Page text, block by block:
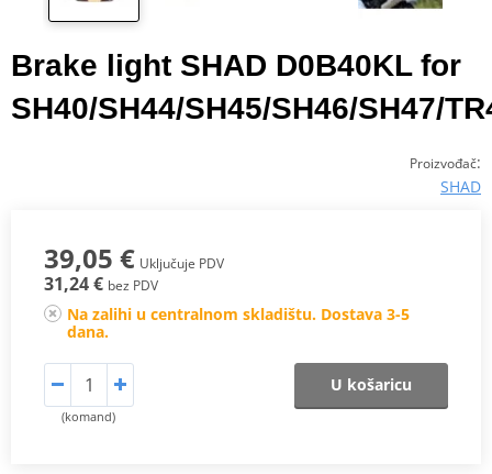
Brake light SHAD D0B40KL for
SH40/SH44/SH45/SH46/SH47/
Proizvođač:
SHAD
39,05 € Uključuje PDV
31,24 € bez PDV
Na zalihi u centralnom skladištu. Dostava 3-5
dana.
(komand)
U košaricu